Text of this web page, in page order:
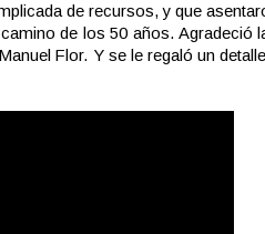
de recursos, y que
de los 50 años. Agradeció
Flor. Y se le regaló un